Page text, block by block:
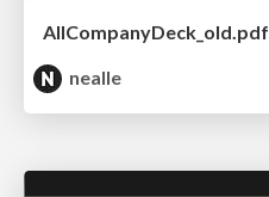
AllCompanyDeck_old.pdf
nealle